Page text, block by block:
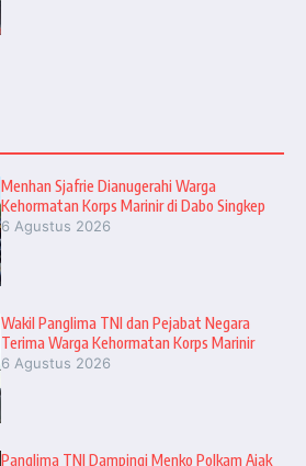
Menhan Sjafrie Dianugerahi Warga
Kehormatan Korps Marinir di Dabo Singkep
6 Agustus 2026
Wakil Panglima TNI dan Pejabat Negara
Terima Warga Kehormatan Korps Marinir
6 Agustus 2026
Panglima TNI Dampingi Menko Polkam Ajak